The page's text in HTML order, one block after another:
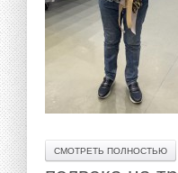
СМОТРЕТЬ ПОЛНОСТЬЮ